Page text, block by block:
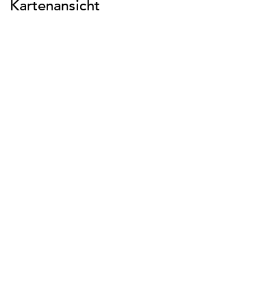
Kartenansicht